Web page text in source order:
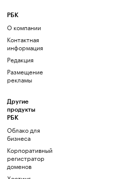
РБК
О компании
Контактная
информация
Редакция
Размещение
рекламы
Другие
продукты
РБК
Облако для
бизнеса
Корпоративный
регистратор
доменов